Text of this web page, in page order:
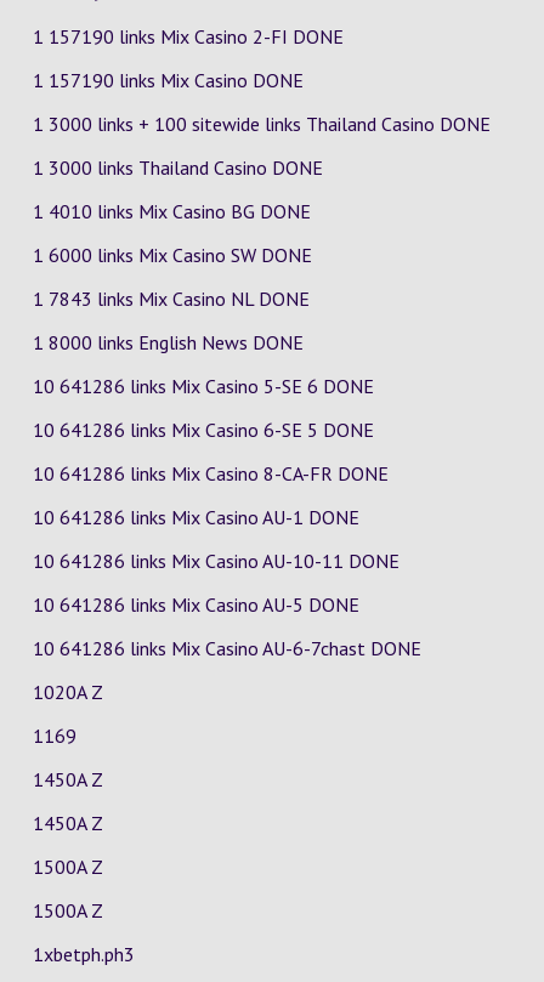
1 157190 links Mix Casino 2-FI DONE
1 157190 links Mix Casino DONE
1 3000 links + 100 sitewide links Thailand Casino DONE
1 3000 links Thailand Casino DONE
1 4010 links Mix Casino BG DONE
1 6000 links Mix Casino SW DONE
1 7843 links Mix Casino NL DONE
1 8000 links English News DONE
10 641286 links Mix Casino 5-SE 6 DONE
10 641286 links Mix Casino 6-SE 5 DONE
10 641286 links Mix Casino 8-CA-FR DONE
10 641286 links Mix Casino AU-1 DONE
10 641286 links Mix Casino AU-10-11 DONE
10 641286 links Mix Casino AU-5 DONE
10 641286 links Mix Casino AU-6-7chast DONE
1020A Z
1169
1450A Z
1450A Z
1500A Z
1500A Z
1xbetph.ph3